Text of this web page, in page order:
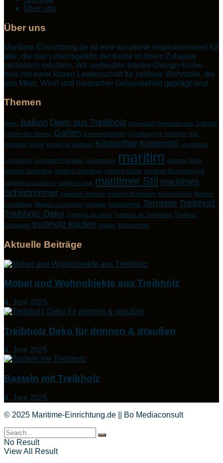
Über uns
Über uns
Maritime-Einrichtung.de ist eine kuratierte Inspirationswelt für
alle, die das Lebensgefühl der Küste in ihrem Zuhause
verankern möchten. Wir verbinden Interior-Design-Know-
how mit einer klaren Leidenschaft für zeitlose Wohnstile, die
von Meer, Wind und nordischer Gelassenheit geprägt sind.
Themen
Anker Balkon Deko aus Treibholz Dekoration Dekoration aus Treibholz
Farben des Meeres Garten Gartendekoration Gestaltung mit Treibholz Holz
Holzdeko Küche Küche mit Seebrise Küstenflair Küstenstil Leuchtfeuer
Leuchtturm Leuchtturm Paradies Leuchttürme maritim maritime Deko
maritime Dekoration maritime Gestaltung maritime Küche maritimer Einrichtungsstil
maritimer Leuchtturm maritimer Look maritimer Stil maritimes
Schlafzimmer maritimes Wohnen maritime Wohnideen Meeresfarben Miniatur-
Leuchtfeuer Miniatur-Leuchtturm Nordsee Schlafzimmer Terrasse Treibholz
Treibholz-Deko Treibholz als Deko Treibholz als Dekoration Treibholz
Dekoration treibholz kaufen Vintage Wohnzimmer
Aktuelle Beiträge
Möbel und Wohnobjekte aus Treibholz
4. Juni 2025
Treibholz Deko für drinnen & draußen
4. Juni 2025
Basteln mit Treibholz
4. Juni 2025
© 2025 Maritime-Einrichtung.de || Bo Mediaconsult
No Result
View All Result